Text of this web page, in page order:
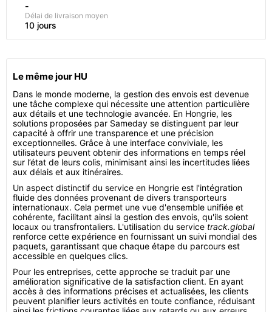
-
Délai de livraison moyen
10 jours
Le même jour HU
Dans le monde moderne, la gestion des envois est devenue
une tâche complexe qui nécessite une attention particulière
aux détails et une technologie avancée. En Hongrie, les
solutions proposées par Sameday se distinguent par leur
capacité à offrir une transparence et une précision
exceptionnelles. Grâce à une interface conviviale, les
utilisateurs peuvent obtenir des informations en temps réel
sur l’état de leurs colis, minimisant ainsi les incertitudes liées
aux délais et aux itinéraires.
Un aspect distinctif du service en Hongrie est l'intégration
fluide des données provenant de divers transporteurs
internationaux. Cela permet une vue d'ensemble unifiée et
cohérente, facilitant ainsi la gestion des envois, qu'ils soient
locaux ou transfrontaliers. L'utilisation du service track.global
renforce cette expérience en fournissant un suivi mondial des
paquets, garantissant que chaque étape du parcours est
accessible en quelques clics.
Pour les entreprises, cette approche se traduit par une
amélioration significative de la satisfaction client. En ayant
accès à des informations précises et actualisées, les clients
peuvent planifier leurs activités en toute confiance, réduisant